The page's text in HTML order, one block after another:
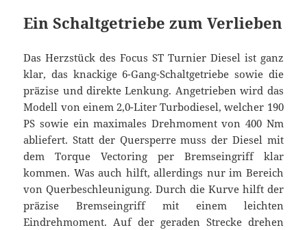
Ein Schaltgetriebe zum Verlieben
Das Herzstück des Focus ST Turnier Diesel ist ganz
klar, das knackige 6-Gang-Schaltgetriebe sowie die
präzise und direkte Lenkung. Angetrieben wird das
Modell von einem 2,0-Liter Turbodiesel, welcher 190
PS sowie ein maximales Drehmoment von 400 Nm
abliefert. Statt der Quersperre muss der Diesel mit
dem Torque Vectoring per Bremseingriff klar
kommen. Was auch hilft, allerdings nur im Bereich
von Querbeschleunigung. Durch die Kurve hilft der
präzise Bremseingriff mit einem leichten
Eindrehmoment. Auf der geraden Strecke drehen